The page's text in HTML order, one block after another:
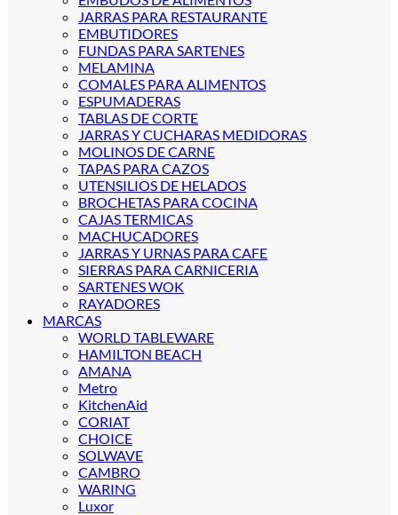
JARRAS PARA RESTAURANTE
EMBUTIDORES
FUNDAS PARA SARTENES
MELAMINA
COMALES PARA ALIMENTOS
ESPUMADERAS
TABLAS DE CORTE
JARRAS Y CUCHARAS MEDIDORAS
MOLINOS DE CARNE
TAPAS PARA CAZOS
UTENSILIOS DE HELADOS
BROCHETAS PARA COCINA
CAJAS TERMICAS
MACHUCADORES
JARRAS Y URNAS PARA CAFE
SIERRAS PARA CARNICERIA
SARTENES WOK
RAYADORES
MARCAS
WORLD TABLEWARE
HAMILTON BEACH
AMANA
Metro
KitchenAid
CORIAT
CHOICE
SOLWAVE
CAMBRO
WARING
Luxor